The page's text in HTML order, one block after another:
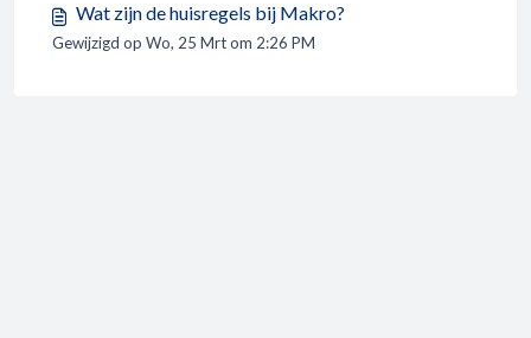
Wat zijn de huisregels bij Makro?
Gewijzigd op Wo, 25 Mrt om 2:26 PM